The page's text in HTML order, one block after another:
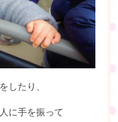
したり、
に手を振って